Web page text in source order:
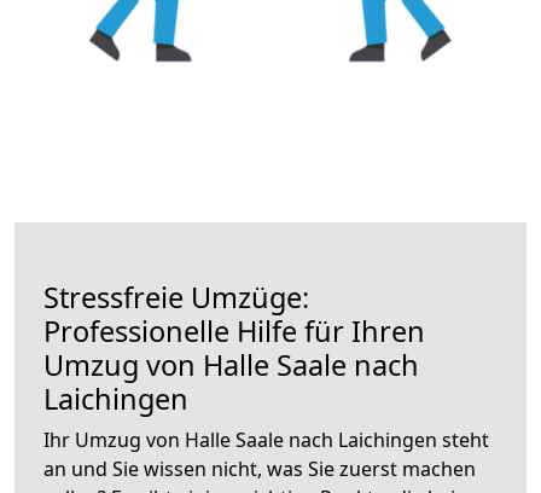
Stressfreie Umzüge:
Professionelle Hilfe für Ihren
Umzug von Halle Saale nach
Laichingen
Ihr Umzug von Halle Saale nach Laichingen steht
an und Sie wissen nicht, was Sie zuerst machen